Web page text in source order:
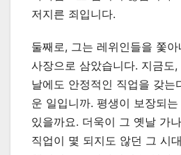
저지른 죄입니다.
둘째로, 그는 레위인들을 쫓
사장으로 삼았습니다. 지금도
날에도 안정적인 직업을 갖는
운 일입니까. 평생이 보장되
있을까요. 더욱이 그 옛날 가
직업이 몇 되지도 않던 그 시